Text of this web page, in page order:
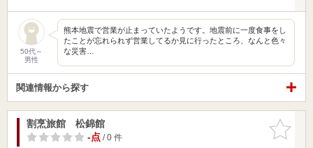
50代～
男性
熊本地震で営業が止まっていたようです。地震前に一度食事をし
たことが忘れられず営業してるか見に行ったところ、なんと色々
な災害…
関連情報から探す
お気に入
りに追加
割烹旅館 松錦館
-点/ 0 件